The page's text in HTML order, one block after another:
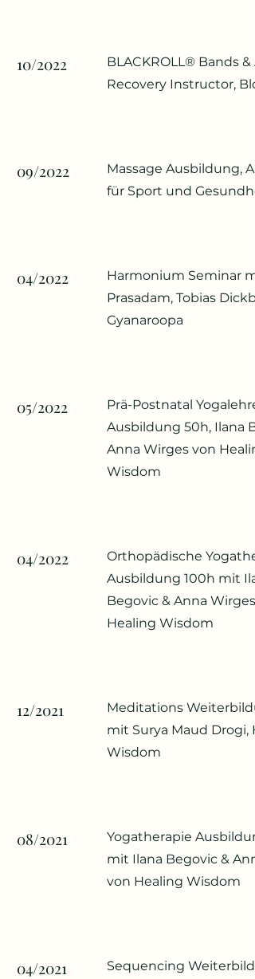
10/2022
BLACKROLL® Bands &
Recovery Instructor,
09/2022
Massage Ausbildung,
für Sport und
04/2022
Harmonium Seminar
Prasadam, Tobias
Gyanaroopa
05/2022
Prä-Postnatal
Ausbildung 50h, Ilana
Anna Wirges von
Wisdom
04/2022
Orthopädische
Ausbildung 100h mit
Begovic & Anna Wirges
Healing Wisdom
12/2021
Meditations
mit Surya Maud Drogi,
Wisdom
08/2021
Yogatherapie
mit Ilana Begovic &
von Healing Wisdom
04/2021
Sequencing